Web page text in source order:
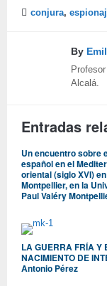
conjura,
By
Alcalá.
Entradas
Un encuentro sobre
español en el
oriental (siglo XVI) en
Montpellier, en la
Paul Valéry
LA GUERRA FRÍA Y
NACIMIENTO DE
Antonio Pérez